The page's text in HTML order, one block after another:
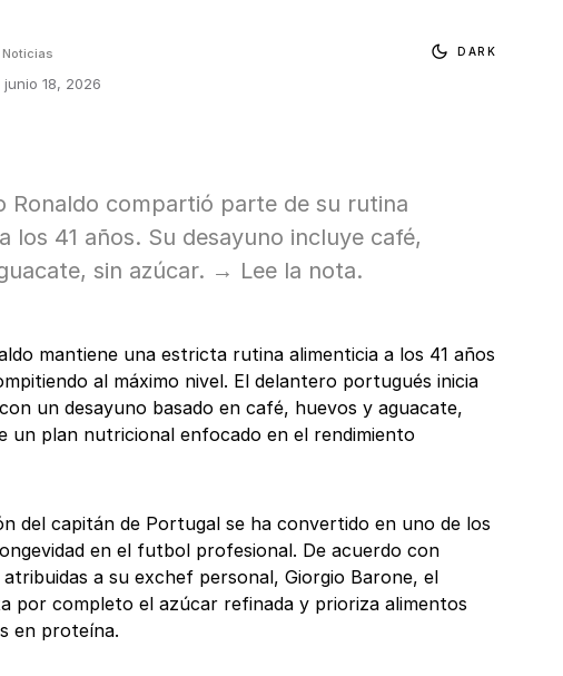
Noticias
junio 18, 2026
DARK
Ronaldo compartió parte de su rutina
los 41 años. Su desayuno incluye café,
sin azúcar. → Lee la nota.
mantiene una estricta rutina alimenticia a los 41 años
al máximo nivel. El delantero portugués inicia
un desayuno basado en café, huevos y aguacate,
un plan nutricional enfocado en el rendimiento
del capitán de Portugal se ha convertido en uno de los
en el futbol profesional. De acuerdo con
a su exchef personal, Giorgio Barone, el
por completo el azúcar refinada y prioriza alimentos
en proteína.